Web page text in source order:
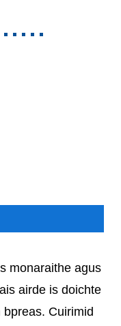
monaraithe agus
airde is doichte
Cuirimid